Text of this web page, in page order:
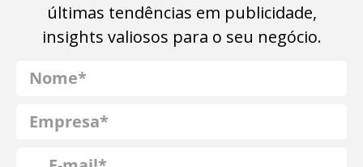
últimas tendências em publicidade,
insights valiosos para o seu negócio.